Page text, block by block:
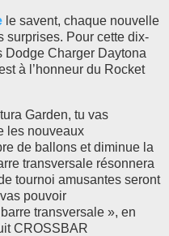
le savent, chaque nouvelle
surprises. Pour cette dix-
Dodge Charger Daytona
à l’honneur du Rocket
Garden, tu vas
les nouveaux
de ballons et diminue la
transversale résonnera
tournoi amusantes seront
pouvoir
transversale », en
CROSSBAR